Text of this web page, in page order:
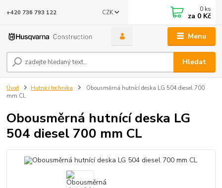
Menu
CZK
Hledat
+420 736 793 122 0 ks
za 0 Kč
Úvod Hutnící technika
Obousměrná hutnící deska LG 504 diesel 700
mm CL
Obousměrná hutnící deska LG
504 diesel 700 mm CL